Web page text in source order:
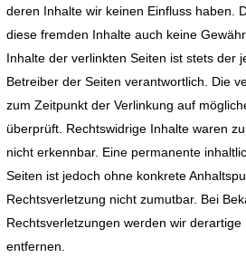
deren Inhalte wir keinen Einfluss haben.
diese fremden Inhalte auch keine
Inhalte der verlinkten Seiten ist stets der
Betreiber der Seiten verantwortlich. Die
zum Zeitpunkt der Verlinkung auf
überprüft. Rechtswidrige Inhalte waren
nicht erkennbar. Eine permanente
Seiten ist jedoch ohne konkrete
Rechtsverletzung nicht zumutbar. Bei
Rechtsverletzungen werden wir derartige
entfernen.